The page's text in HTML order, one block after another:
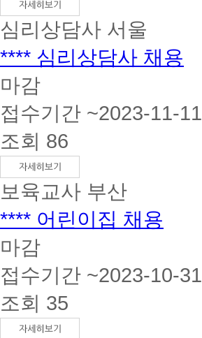
심리상담사 서울
**** 심리상담사 채용
마감
접수기간 ~2023-11-11
조회 86
보육교사 부산
**** 어린이집 채용
마감
접수기간 ~2023-10-31
조회 35